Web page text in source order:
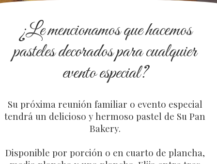
¿Le mencionamos que hacemos
pasteles decorados para cualquier
evento especial?
Su próxima reunión familiar o evento especial
tendrá un delicioso y hermoso pastel de Su Pan
Bakery.
Disponible por porción o en cuarto de plancha,